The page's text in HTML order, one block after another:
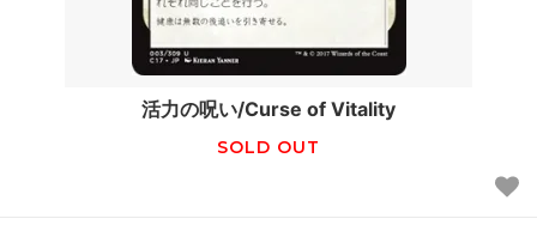
活力の呪い/Curse of Vitality
SOLD OUT